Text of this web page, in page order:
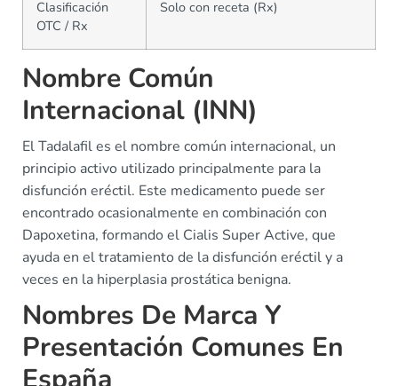
Clasificación
OTC / Rx
Solo con receta (Rx)
Nombre Común
Internacional (INN)
El Tadalafil es el nombre común internacional, un
principio activo utilizado principalmente para la
disfunción eréctil. Este medicamento puede ser
encontrado ocasionalmente en combinación con
Dapoxetina, formando el Cialis Super Active, que
ayuda en el tratamiento de la disfunción eréctil y a
veces en la hiperplasia prostática benigna.
Nombres De Marca Y
Presentación Comunes En